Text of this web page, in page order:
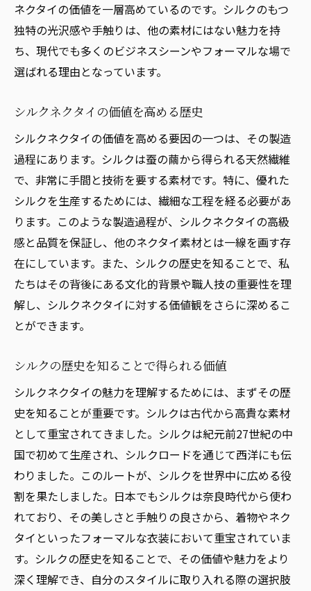
ネクタイの価値を一層高めているのです。シルクのもつ
独特の光沢感や手触りは、他の素材にはない魅力を持
ち、現代でも多くのビジネスシーンやフォーマルな場で
選ばれる理由となっています。
シルクネクタイの価値を高める歴史
シルクネクタイの価値を高める要因の一つは、その製造
過程にあります。シルクは蚕の繭から得られる天然繊維
で、非常に手間と技術を要する素材です。特に、優れた
シルクを生産するためには、繊細な工程を経る必要があ
ります。このような製造過程が、シルクネクタイの高級
感と品質を保証し、他のネクタイ素材とは一線を画す存
在にしています。また、シルクの歴史を知ることで、私
たちはその背後にある文化的背景や職人技の重要性を理
解し、シルクネクタイに対する価値観をさらに深めるこ
とができます。
シルクの歴史を知ることで得られる価値
シルクネクタイの魅力を理解するためには、まずその歴
史を知ることが重要です。シルクは古代から高貴な素材
として重宝されてきました。シルクは紀元前27世紀の中
国で初めて生産され、シルクロードを通じて西洋にも伝
わりました。このルートが、シルクを世界中に広める役
割を果たしました。日本でもシルクは奈良時代から使わ
れており、その美しさと手触りの良さから、着物やネク
タイといったフォーマルな衣装において重宝されていま
す。シルクの歴史を知ることで、その価値や魅力をより
深く理解でき、自分のスタイルに取り入れる際の選択肢